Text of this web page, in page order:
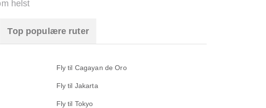
helst
Top populære ruter
Fly til Cagayan de Oro
Fly til Jakarta
Fly til Tokyo